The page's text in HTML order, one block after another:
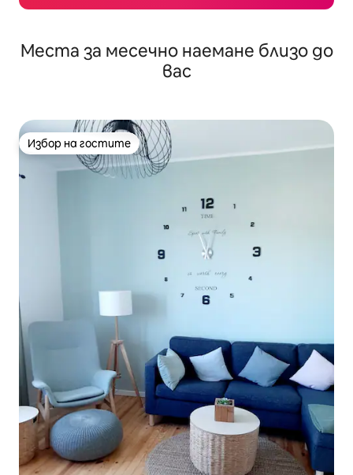
Места за месечно наемане близо до
вас
Избор на гостите
Избор на гостите